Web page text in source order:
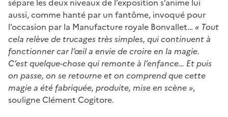
aussi, comme hanté par un fantôme, invoqué pour
l’occasion par la Manufacture royale Bonvallet… « Tout
cela relève de trucages très simples, qui continuent à
fonctionner car l’œil a envie de croire en la magie.
C’est quelque-chose qui remonte à l’enfance… Et puis
on passe, on se retourne et on comprend que cette
magie a été fabriquée, produite, mise en scène »,
souligne Clément Cogitore.